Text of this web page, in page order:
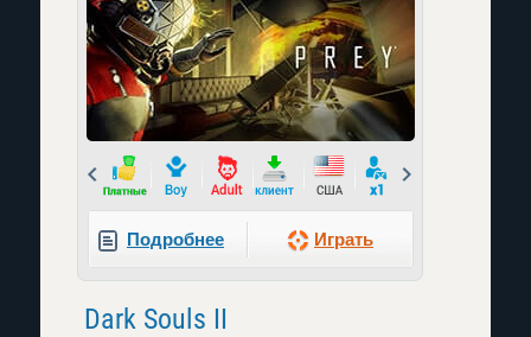
Prev
Подробнее Играть
Dark Souls II